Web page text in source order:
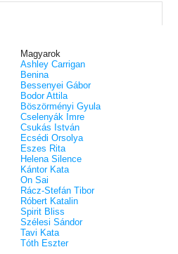
Magyarok
Ashley Carrigan
Benina
Bessenyei Gábor
Bodor Attila
Böszörményi Gyula
Cselenyák Imre
Csukás István
Ecsédi Orsolya
Eszes Rita
Helena Silence
Kántor Kata
On Sai
Rácz-Stefán Tibor
Róbert Katalin
Spirit Bliss
Szélesi Sándor
Tavi Kata
Tóth Eszter